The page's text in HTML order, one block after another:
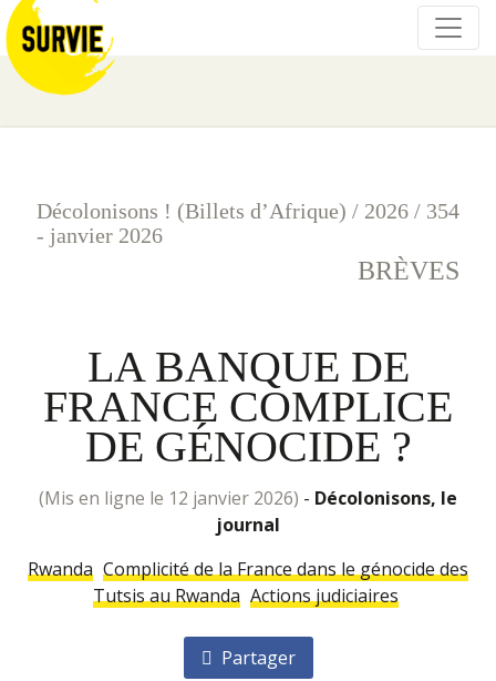
Décolonisons ! (Billets d’Afrique) / 2026 / 354
- janvier 2026
BRÈVES
LA BANQUE DE
FRANCE COMPLICE
DE GÉNOCIDE ?
(mis en ligne le 12 janvier 2026) - Décolonisons, le
journal
Rwanda Complicité de la France dans le génocide des
Tutsis au Rwanda Actions judiciaires
Partager